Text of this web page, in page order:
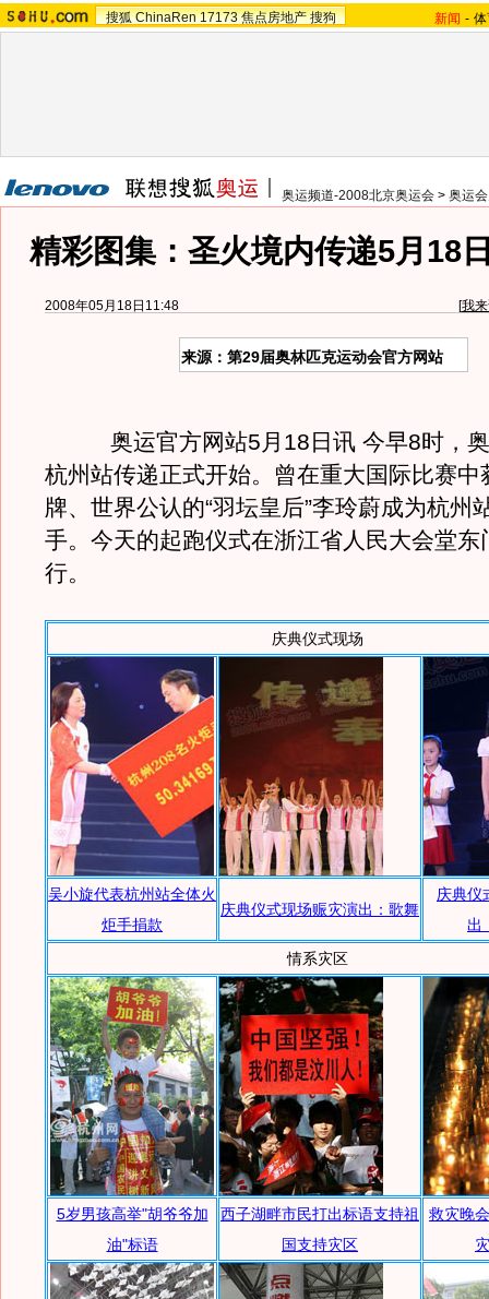
搜狐 ChinaRen 17173 焦点房地产 搜狗 新闻 -
奥运频道-2008北京奥运会 > 奥运
精彩图集：圣火境内传递5月18
2008年05月18日11:48 [我
来源：第29届奥林匹克运动会官方网站
奥运官方网站5月18日讯 今早8时，奥
杭州站传递正式开始。曾在重大国际比赛中
牌、世界公认的“羽坛皇后”李玲蔚成为杭州
手。今天的起跑仪式在浙江省人民大会堂东
行。
庆典仪式现场
吴小旋代表杭州站全体火
炬手捐款
庆典仪式现场赈灾演出：歌舞
庆典仪
出
情系灾区
5岁男孩高举"胡爷爷加
油"标语
西子湖畔市民打出标语支持祖
国支持灾区
救灾晚